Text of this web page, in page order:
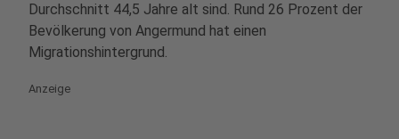
Durchschnitt 44,5 Jahre alt sind. Rund 26 Prozent der
Bevölkerung von Angermund hat einen
Migrationshintergrund.
Anzeige